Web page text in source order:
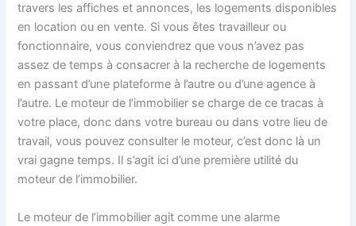
travers les affiches et annonces, les logements disponibles
en location ou en vente. Si vous êtes travailleur ou
fonctionnaire, vous conviendrez que vous n’avez pas
assez de temps à consacrer à la recherche de logements
en passant d’une plateforme à l’autre ou d’une agence à
l’autre. Le moteur de l’immobilier se charge de ce tracas à
votre place, donc dans votre bureau ou dans votre lieu de
travail, vous pouvez consulter le moteur, c’est donc là un
vrai gagne temps. Il s’agit ici d’une première utilité du
moteur de l’immobilier.
Le moteur de l’immobilier agit comme une alarme